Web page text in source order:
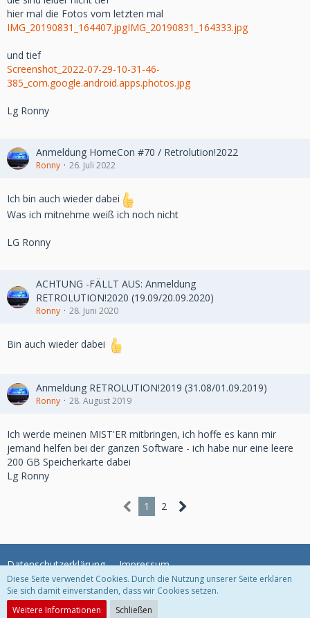
hier mal die Fotos vom letzten mal
IMG_20190831_164407.jpgIMG_20190831_164333.jpg
und tief
Screenshot_2022-07-29-10-31-46-
385_com.google.android.apps.photos.jpg
Lg Ronny
Anmeldung HomeCon #70 / Retrolution!2022
Ronny 26. Juli 2022
Ich bin auch wieder dabei
Was ich mitnehme weiß ich noch nicht
LG Ronny
ACHTUNG -FÄLLT AUS: Anmeldung
RETROLUTION!2020 (19.09/20.09.2020)
Ronny 28. Juni 2020
Bin auch wieder dabei
Anmeldung RETROLUTION!2019 (31.08/01.09.2019)
Ronny 28. August 2019
Ich werde meinen MIST'ER mitbringen, ich hoffe es kann mir
jemand helfen bei der ganzen Software - ich habe nur eine leere
200 GB Speicherkarte dabei
Lg Ronny
1 2
Datenschutzerklärung Impressum
Community-Software:
Diese Seite verwendet Cookies. Durch die Nutzung unserer Seite erklären
Sie sich damit einverstanden, dass wir Cookies setzen.
Weitere Informationen
Schließen